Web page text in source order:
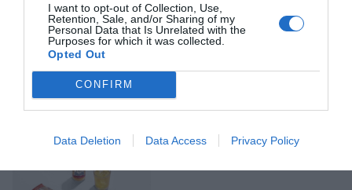
I want to opt-out of Collection, Use,
Retention, Sale, and/or Sharing of my
Personal Data that Is Unrelated with the
Purposes for which it was collected.
Opted Out
CONFIRM
Data Deletion Data Access Privacy Policy
RELACIONADES